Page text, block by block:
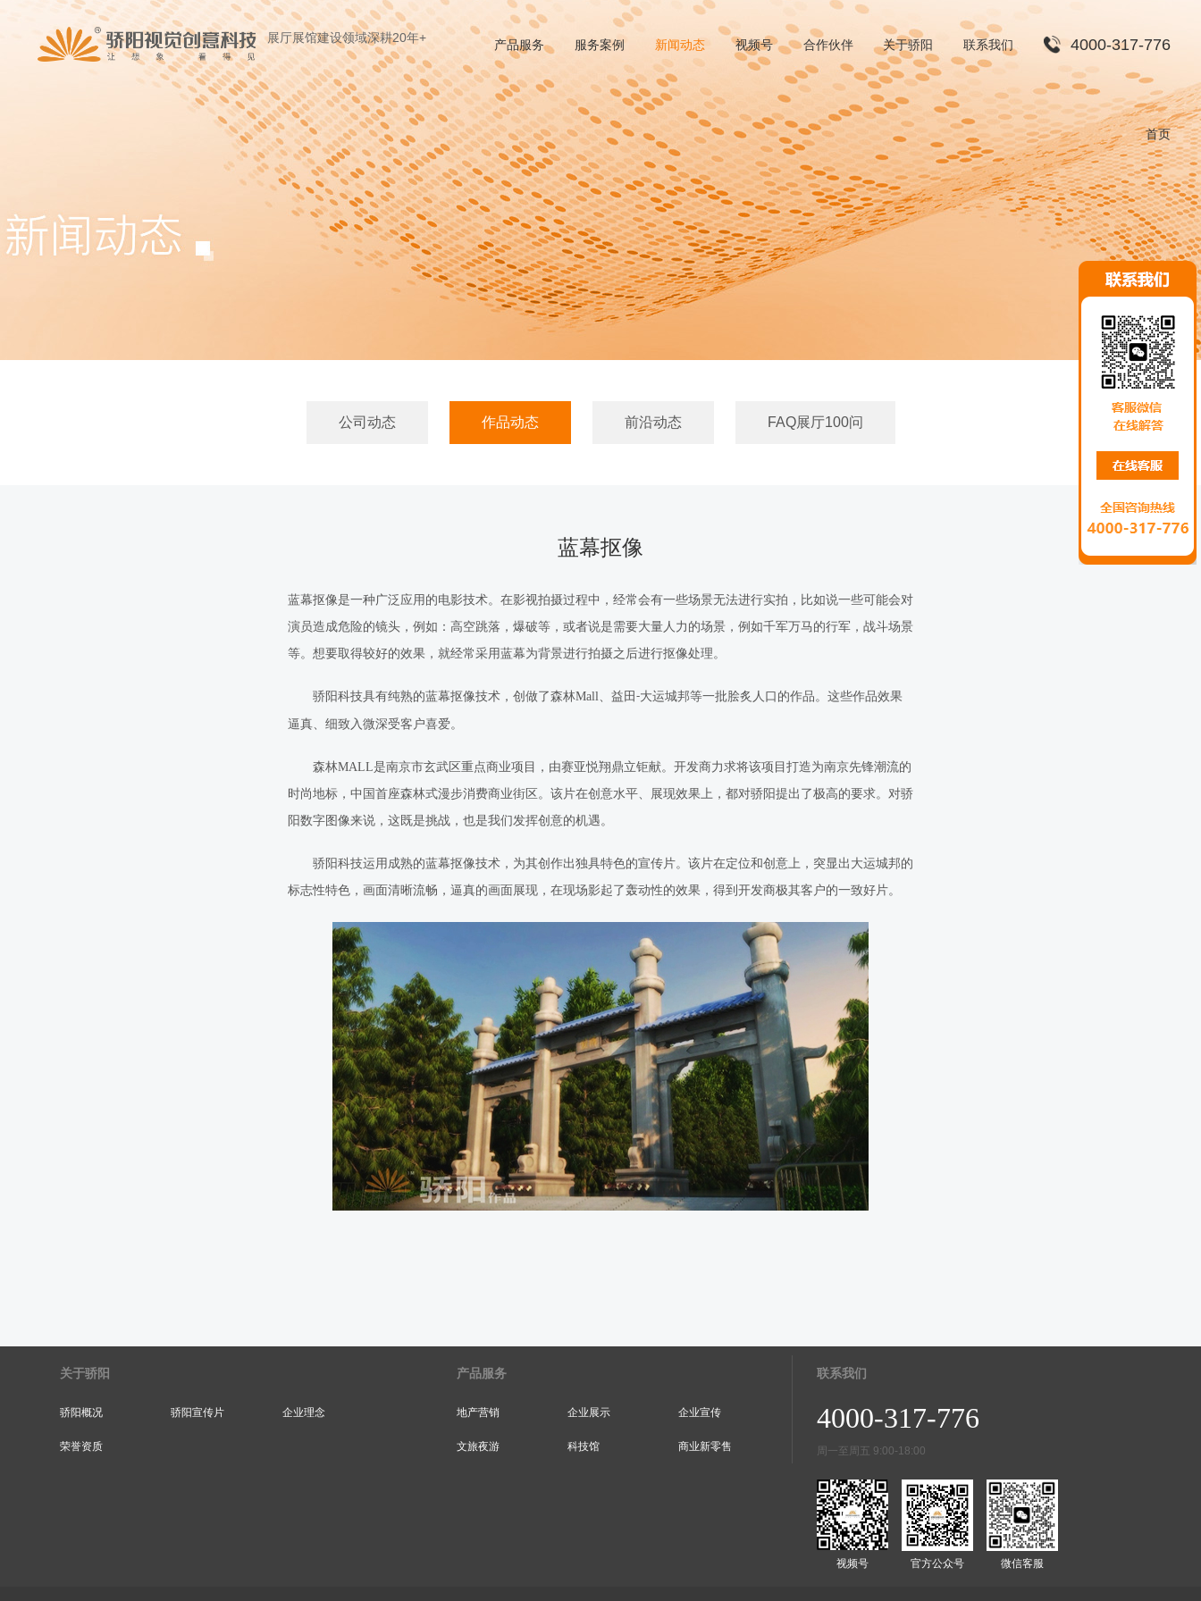
展厅展馆建设领域深耕20年+ 4000-317-776
联系我们
渠道合作
招贤纳士
关于骄阳
合作伙伴
视频号
新闻动态
服务案例
产品服务
首页
公司动态 作品动态 前沿动态 FAQ展厅100问
蓝幕抠像
蓝幕抠像是一种广泛应用的电影技术。在影视拍摄过程中，经常会有一些场景无法进行实拍，比如说一些可能会对
演员造成危险的镜头，例如：高空跳落，爆破等，或者说是需要大量人力的场景，例如千军万马的行军，战斗场景
等。想要取得较好的效果，就经常采用蓝幕为背景进行拍摄之后进行抠像处理。
骄阳科技具有纯熟的蓝幕抠像技术，创做了森林Mall 、益田 -大运城邦等一批脍炙人口的作品。这些作品效果
逼真、细致入微深受客户喜爱。
森林MALL是南京市玄武区重点商业项目，由赛亚悦翔鼎立钜献。开发商力求将该项目打造为南京先锋潮流的
时尚地标，中国首座森林式漫步消费商业街区。该片在创意水平、展现效果上，都对骄阳提出了极高的要求。对骄
阳数字图像来说，这既是挑战，也是我们发挥创意的机遇。
骄阳科技运用成熟的蓝幕抠像技术，为其创作出独具特色的宣传片。该片在定位和创意上，突显出大运城邦的
标志性特色，画面清晰流畅，逼真的画面展现，在现场影起了轰动性的效果，得到开发商极其客户的一致好片。
关于骄阳
骄阳概况 骄阳宣传片 企业理念
荣誉资质
产品服务
地产营销 企业展示 企业宣传
文旅夜游 科技馆 商业新零售
联系我们
4000-317-776
周一至周五 9:00-18:00
视频号 官方公众号 微信客服